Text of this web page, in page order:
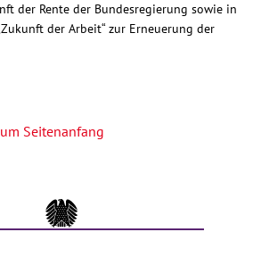
der Rente der Bundesregierung sowie in
der Arbeit“ zur Erneuerung der
Seitenanfang